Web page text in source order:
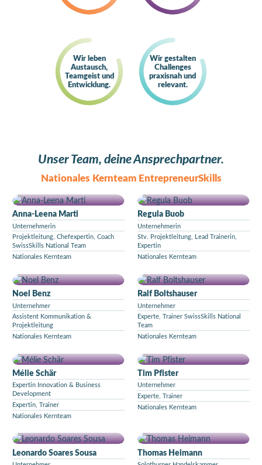
Wir leben
Austausch,
Teamgeist und
Entwicklung.
Wir gestalten
Challenges
praxisnah und
relevant.
Unser Team, deine Ansprechpartner.
Nationales Kernteam EntrepreneurSkills
Anna-Leena Marti
Unternehmerin
Projektleitung, Chefexpertin, Coach
SwissSkills National Team
Nationales Kernteam
Regula Buob
Unternehmerin
Stv. Projektleitung, Lead Trainerin,
Expertin
Nationales Kernteam
Noel Benz
Unternehmer
Assistent Kommunikation &
Projektleitung
Nationales Kernteam
Ralf Boltshauser
Unternehmer
Experte, Trainer SwissSkills National
Team
Nationales Kernteam
Mélie Schär
Expertin Innovation & Business
Development
Expertin, Trainer
Nationales Kernteam
Tim Pfister
Unternehmer
Experte, Trainer
Nationales Kernteam
Leonardo Soares Sousa Thomas Heimann